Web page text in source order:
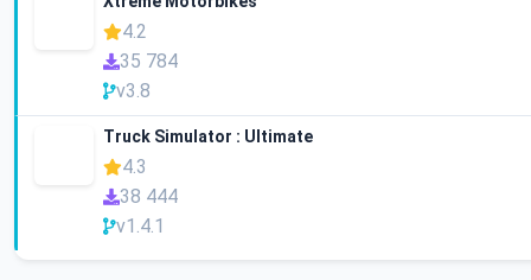
4.2
35 784
v3.8
Truck Simulator : Ultimate
4.3
38 444
v1.4.1